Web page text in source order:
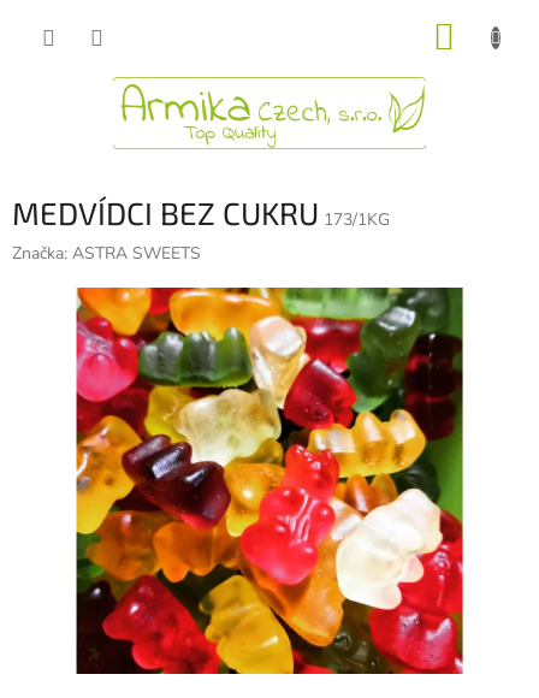
MEDVÍDCI BEZ CUKRU 173/1KG
Značka: ASTRA SWEETS